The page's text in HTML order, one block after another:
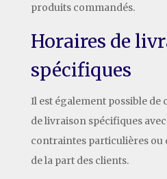
produits commandés.
Horaires de
spécifiques
Il est également possible
de livraison spécifiques
contraintes particulières ou
de la part des clients.